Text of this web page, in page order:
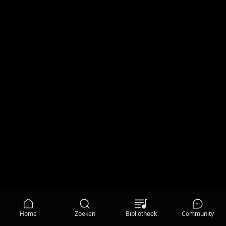
Home Zoeken Bibliotheek Community